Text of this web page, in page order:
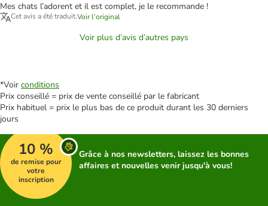
Mes chats l’adorent et il est complet, je le recommande !
Cet avis a été traduit.Voir l’original
Voir plus d’avis d’autres pays
*Voir conditions
Prix conseillé = prix de vente conseillé par le fabricant
Prix habituel = prix le plus bas de ce produit durant les 30 derniers
jours
10 %
de remise pour
votre
inscription
Grâce à nos newsletters, laissez les bonnes
affaires et nouvelles venir jusqu'à vous!